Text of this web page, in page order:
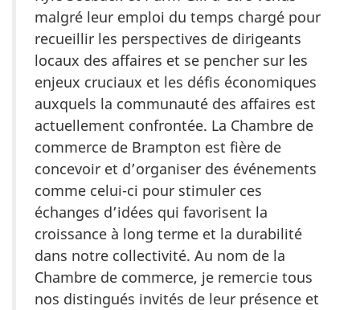
malgré leur emploi du temps chargé pour
recueillir les perspectives de dirigeants
locaux des affaires et se pencher sur les
enjeux cruciaux et les défis économiques
auxquels la communauté des affaires est
actuellement confrontée. La Chambre de
commerce de Brampton est fière de
concevoir et d’organiser des événements
comme celui-ci pour stimuler ces
échanges d’idées qui favorisent la
croissance à long terme et la durabilité
dans notre collectivité. Au nom de la
Chambre de commerce, je remercie tous
nos distingués invités de leur présence et